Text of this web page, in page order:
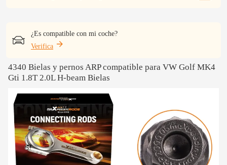
¿Es compatible con mi coche?
Verifica
4340 Bielas y pernos ARP compatible para VW Golf MK4
Gti 1.8T 2.0L H-beam Bielas